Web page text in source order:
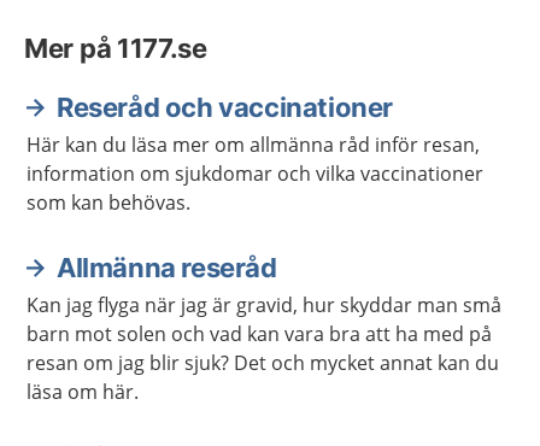
Mer på 1177.se
Reseråd och vaccinationer
Här kan du läsa mer om allmänna råd inför resan,
information om sjukdomar och vilka vaccinationer
som kan behövas.
Allmänna reseråd
Kan jag flyga när jag är gravid, hur skyddar man små
barn mot solen och vad kan vara bra att ha med på
resan om jag blir sjuk? Det och mycket annat kan du
läsa om här.